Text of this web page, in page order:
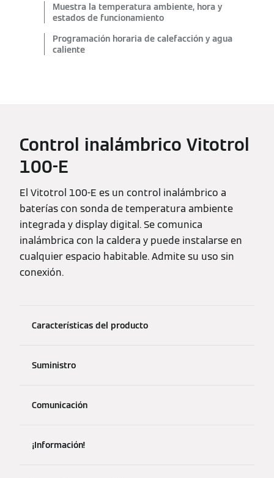
Muestra la temperatura ambiente, hora y
estados de funcionamiento
Programación horaria de calefacción y agua
caliente
Control inalámbrico Vitotrol
100-E
El Vitotrol 100-E es un control inalámbrico a
baterías con sonda de temperatura ambiente
integrada y display digital. Se comunica
inalámbrica con la caldera y puede instalarse en
cualquier espacio habitable. Admite su uso sin
conexión.
Características del producto
Suministro
Comunicación
¡Información!